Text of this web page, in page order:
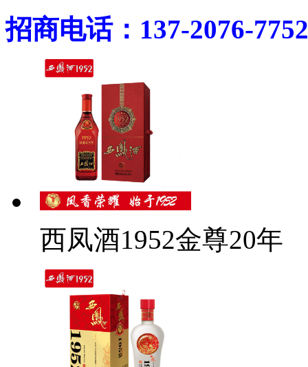
招商电话：137-2076-7752
西凤酒1952金尊20年